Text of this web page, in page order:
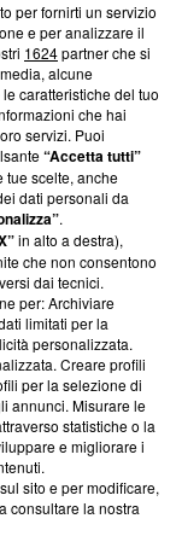
su Blasting
ci impegniamo a
aderenza a
non è
di farne
una verifica di
Frasca, 3 - 6900
per fornirti un servizio
e per analizzare il
1624partner che si
alcune
caratteristiche del tuo
che hai
servizi. Puoi
“Accetta tutti”
tue scelte, anche
dati personali da
.
in alto a destra),
che non consentono
dai tecnici.
per: Archiviare
limitati per la
personalizzata.
Creare profili
per la selezione di
annunci. Misurare le
statistiche o la
e migliorare i
sito e per modificare,
consultare la nostra